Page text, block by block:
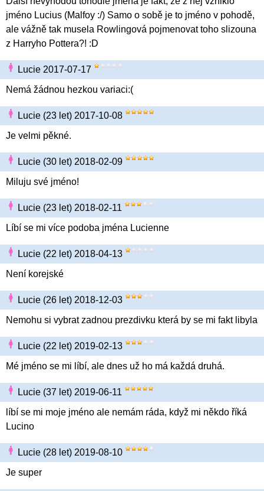
jméno Lucius (Malfoy :/) Samo o sobě je to jméno v pohodě,
ale vážně tak musela Rowlingová pojmenovat toho slizouna
z Harryho Pottera?! :D
Lucie 2017-07-17
Nemá žádnou hezkou variaci:(
Lucie (23 let) 2017-10-08
Je velmi pěkné.
Lucie (30 let) 2018-02-09
Miluju své jméno!
Lucie (23 let) 2018-02-11
Líbí se mi více podoba jména Lucienne
Lucie (22 let) 2018-04-13
Není korejské
Lucie (26 let) 2018-12-03
Nemohu si vybrat zadnou prezdivku která by se mi fakt libyla
Lucie (22 let) 2019-02-13
Mé jméno se mi líbí, ale dnes už ho má každá druhá.
Lucie (37 let) 2019-06-11
líbí se mi moje jméno ale nemám ráda, když mi někdo říká
Lucino
Lucie (28 let) 2019-08-10
Je super